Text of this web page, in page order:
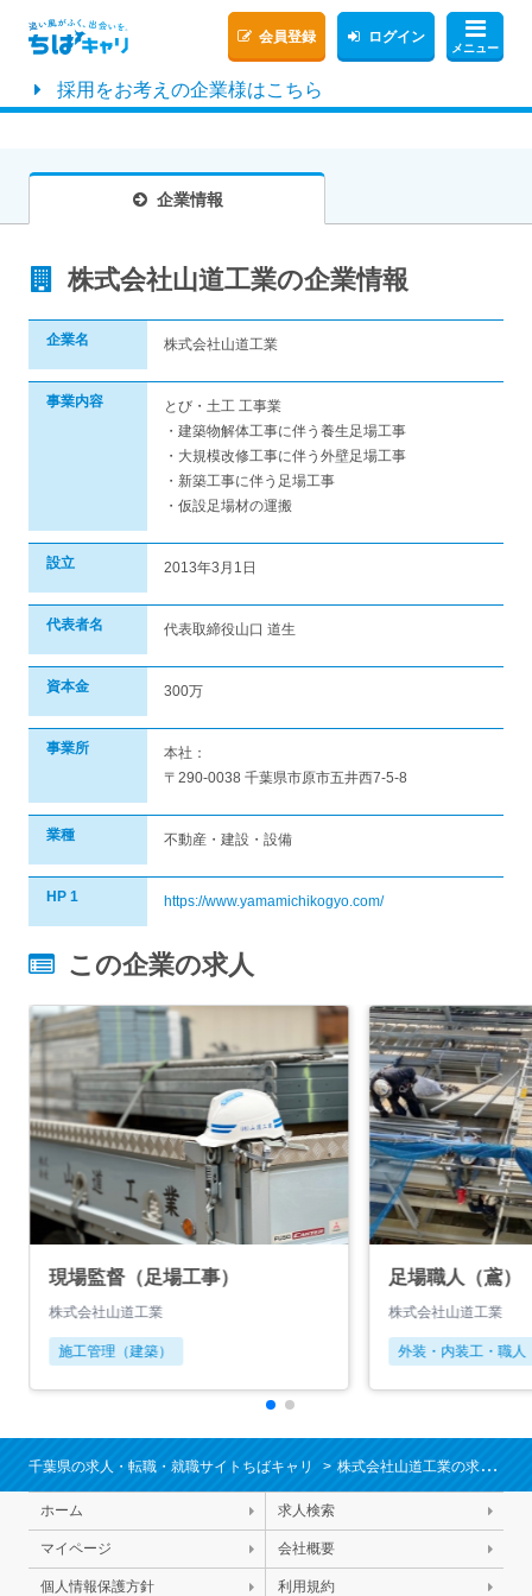
メニュー
会員登録 ログイン
採用をお考えの企業様はこちら
企業情報
株式会社山道工業の企業情報
企業名 株式会社山道工業
事業内容
とび・土工 工事業
・建築物解体工事に伴う養生足場工事
・大規模改修工事に伴う外壁足場工事
・新築工事に伴う足場工事
・仮設足場材の運搬
設立 2013年3月1日
代表者名 代表取締役山口 道生
資本金 300万
事業所
本社：
〒290-0038 千葉県市原市五井西7-5-8
業種 不動産・建設・設備
HP 1 https://www.yamamichikogyo.com/
この企業の求人
現場監督（足場工事）
株式会社山道工業
施工管理（建築）
足場職人（鳶）
株式会社山道工業
外装・内装工・職人
千葉県の求人・転職・就職サイトちばキャリ 株式会社山道工業の求人/就職情報
ホーム 求人検索
マイページ 会社概要
個人情報保護方針 利用規約